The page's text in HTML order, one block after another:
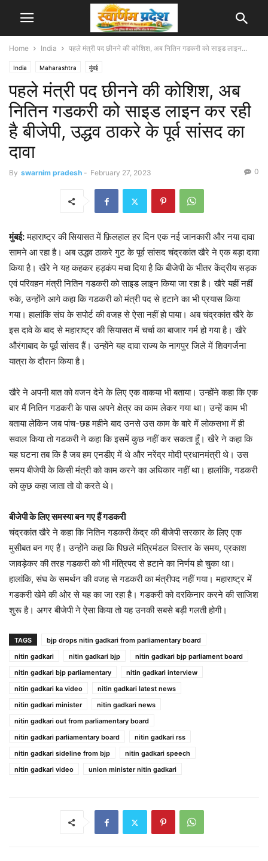
Home India पहले मंत्री पद छीनने की कोशिश, अब नितिन गडकरी को साइड लाइन...
India Maharashtra मुंबई
पहले मंत्री पद छीनने की कोशिश, अब
नितिन गडकरी को साइड लाइन कर रही
है बीजेपी, उद्धव ठाकरे के पूर्व सांसद का
दावा
By swarnim pradesh - February 27, 2023 0
मुंबई:महाराष्ट्र की सियासत में फ़िलहाल हर दिन एक नई जानकारी और नया दावा
सामने आ रहा है। अब उद्धव ठाकरे गुट के पूर्व सांसद चंद्रकांत खैरे ने एक बड़ा दावा
किया है। खैरे ने यह कहकर हड़कंप मचा दिया है कि बीजेपी के भीतर केंद्रीय सड़क
एवं परिवहन मंत्री नितिन गडकरी को साइड लाइन किया जा रहा है। खैरे यहीं नहीं
रुके, उन्होंने आगे कहा कि गडकरी को मंत्री पद से हटाने का भी प्रयास किया
गया। हालांकि संघ के सपोर्ट की वजह से ऐसा नहीं हो पाया। अब चंद्रकांत खैरे के
इस दावे के बाद से महाराष्ट्र की सियासत में चर्चा का बाजार गर्म हो गया है। खैरे
औरंगाबाद के पूर्व सांसद हैं। उन्होंने यह दावा राज्य के नागपुर जिले में शिवगर्जना
यात्रा के दौरान किया है।
खैरे ने अपनी बात को वजन देने के लिए एक वाकया भी बताया। उन्होंने कहा कि एक
बार मैं नितिन गडकरी के पास अपने क्षेत्र का काम लेकर गया था। उन्हें काम भी
बताया लेकिन जब पांच-छह महीने बाद उनसे उस काम के बारे में लोकसभा में ही
सवाल किया तो गडकरी ने कहा कि इसमें कुछ नहीं कर सकता हूँ। खैरे ने कहा कि
यह घटना तब कि है जब हम एनडीए में थे और नरेंद्र मोदी प्रधानमंत्री थे। उस
समय बीजेपी के किसी मंत्री को काम करने का अधिकार नहीं था। हालांकि, गडकरी
को कुछ कहा जाता तो वो करते थे।
बीजेपी के लिए समस्या बन गए हैं गडकरी
चंद्रकांत खैरे ने कहा कि नितिन गडकरी केंद्र की बीजेपी सरकार के लिए एक
मुसीबत बन गए हैं। उन्होंने कहा कि पिछले मंत्रिमंडल विस्तार के समय, प्रकाश
जावड़ेकर की तरह गडकरी को भी मंत्रिपद से हटाने का निर्णय हो चुका था।
हालांकि, संघ के समर्थन की वजह से गडकरी का मंत्रीपद नहीं गया। महाराष्ट्र में
गडकरी खेमे की ओर से यह का जा रहा है। गडकरी को दरकिनार करने की साजिश
शुरू है। अगर बीजेपी ने ऐसा किया तो यह उनकी सबसे बड़ी गलती होगी।
TAGS
bjp drops nitin gadkari from parliamentary board
nitin gadkari
nitin gadkari bjp
nitin gadkari bjp parliament board
nitin gadkari bjp parliamentary
nitin gadkari interview
nitin gadkari ka video
nitin gadkari latest news
nitin gadkari minister
nitin gadkari news
nitin gadkari out from parliamentary board
nitin gadkari parliamentary board
nitin gadkari rss
nitin gadkari sideline from bjp
nitin gadkari speech
nitin gadkari video
union minister nitin gadkari